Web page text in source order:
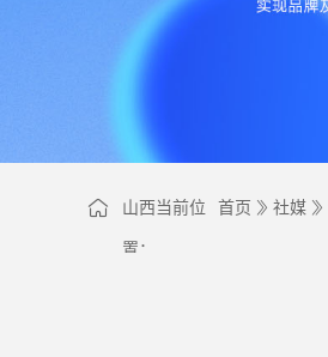
山西当前位
置：
首页 社媒